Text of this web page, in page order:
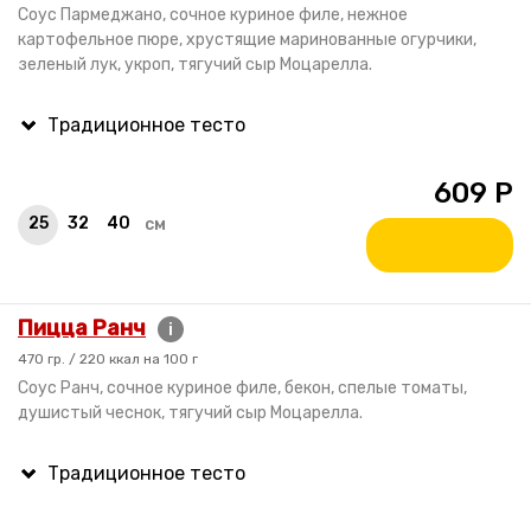
Соус Пармеджано, сочное куриное филе, нежное
картофельное пюре, хрустящие маринованные огурчики,
зеленый лук, укроп, тягучий сыр Моцарелла.
25 32 40 см
609 Р
Пицца Ранч i
470 гр. / 220 ккал на 100 г
Соус Ранч, сочное куриное филе, бекон, спелые томаты,
душистый чеснок, тягучий сыр Моцарелла.